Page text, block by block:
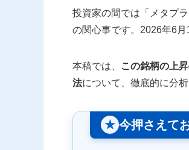
投資家の間では「メタプ
の関心事です。2026年6
本稿では、
この銘柄の上
法について、徹底的に分析
★ 今押さえて